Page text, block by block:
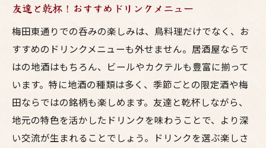
友達と乾杯！おすすめドリンクメニュー
梅田東通りでの呑みの楽しみは、鳥料理だけでなく、お
すすめのドリンクメニューも外せません。居酒屋ならで
はの地酒はもちろん、ビールやカクテルも豊富に揃って
います。特に地酒の種類は多く、季節ごとの限定酒や梅
田ならではの銘柄も楽しめます。友達と乾杯しながら、
地元の特色を活かしたドリンクを味わうことで、より深
い交流が生まれることでしょう。ドリンクを選ぶ楽しさ